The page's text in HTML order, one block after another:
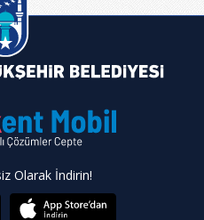
Olarak İndirin!